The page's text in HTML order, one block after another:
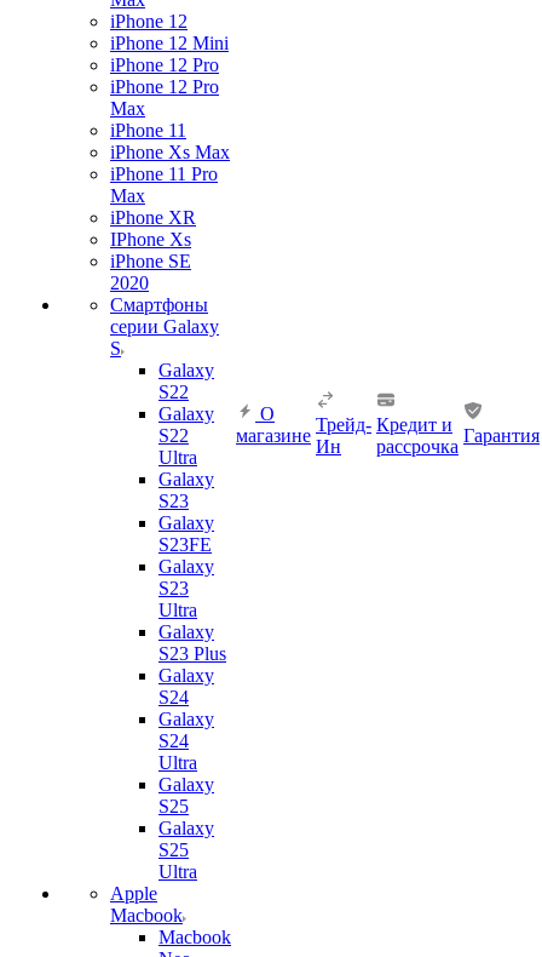
iPhone 12
iPhone 12 Mini
iPhone 12 Pro
iPhone 12 Pro
Max
iPhone 11
iPhone Xs Max
iPhone 11 Pro
Max
iPhone XR
IPhone Xs
iPhone SE
2020
Смартфоны
серии Galaxy
S
Galaxy
S22
Galaxy
S22
Ultra
Galaxy
S23
Galaxy
S23FE
Galaxy
S23
Ultra
Galaxy
S23 Plus
Galaxy
S24
Galaxy
S24
Ultra
Galaxy
S25
Galaxy
S25
Ultra
Apple
Macbook
Macbook
О
магазине
Трейд-
Ин
Кредит и
рассрочка
Гарантия